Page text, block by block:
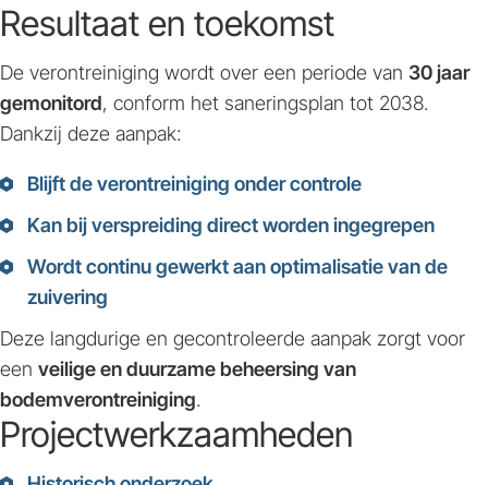
Resultaat en toekomst
De verontreiniging wordt over een periode van 30 jaar
gemonitord, conform het saneringsplan tot 2038.
Dankzij deze aanpak:
Blijft de verontreiniging onder controle
Kan bij verspreiding direct worden ingegrepen
Wordt continu gewerkt aan optimalisatie van de
zuivering
Deze langdurige en gecontroleerde aanpak zorgt voor
een veilige en duurzame beheersing van
bodemverontreiniging.
Projectwerkzaamheden